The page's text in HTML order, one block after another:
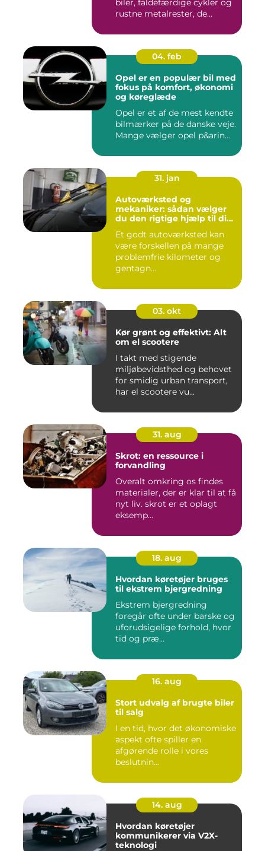
biler, faldefærdige cykler og
rustne metalrester, de...
04. feb
Opel er en populær bil med
fokus på komfort, økonomi
og køreglæde
Opel er et af de mest kendte
bilmærker på de danske veje.
Mange vælger opel p&arin...
31. jan
Autoværksted og
mekaniker: sådan vælger
du den rigtige hjælp til din
Et godt autoværksted kan
være forskellen på mange
problemfrie kilometer og
gentagn...
03. okt
Kør grønt og effektivt: Alt
om el scootere
I takt med stigende
miljøbevidsthed og behovet
for smidig urban transport,
har el scootere vu...
31. aug
Skrot: en ressource i
forvandling
Overalt omkring os findes
materialer, der er klar til at få
nyt liv. skrot er et oplagt
eksemp...
18. aug
Hvordan køretøjer bruges
til ekstrem bjergredning
Ekstrem bjergredning
foregår ofte under barske og
uforudsigelige forhold, hvor
tid og præ...
16. aug
Stort udvalg af brugte biler
til salg
I en tid, hvor det økonomiske
aspekt ofte spiller en
afgørende rolle i vores
beslutnin...
14. aug
Hvordan køretøjer
kommunikerer via V2X-
teknologi